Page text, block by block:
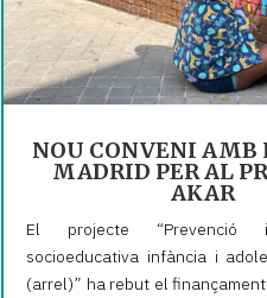
NOU CONVENI AMB
MADRID PER AL
AKAR
El projecte “Prevenció
socioeducativa infància i
(arrel)” ha rebut el